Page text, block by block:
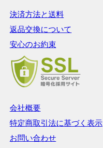
決済方法と送料
返品交換について
安心のお約束
会社概要
特定商取引法に基づく表示
お問い合わせ